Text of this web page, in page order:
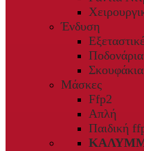
Ένδυση
Ποδονάρια
Σκουφάκια
Μάσκες
Ffp2
Απλή
Παιδική